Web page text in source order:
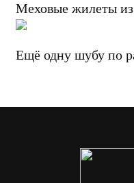
Меховые жилеты
Ещё одну шубу по